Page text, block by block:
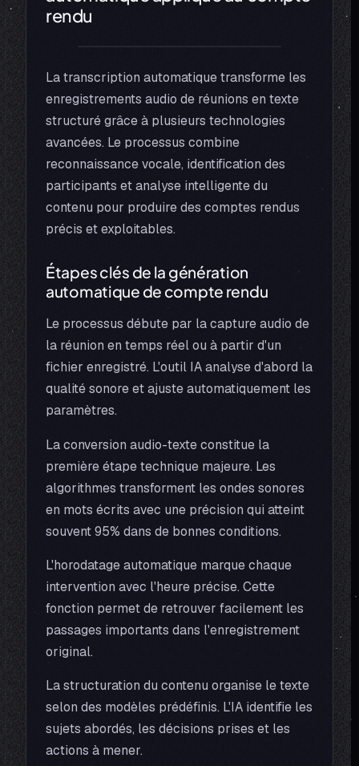
rendu
La transcription automatique transforme les
enregistrements audio de réunions en texte
structuré grâce à plusieurs technologies
avancées. Le processus combine
reconnaissance vocale, identification des
participants et analyse intelligente du
contenu pour produire des comptes rendus
précis et exploitables.
Étapes clés de la génération
automatique de compte rendu
Le processus débute par la capture audio de
la réunion en temps réel ou à partir d'un
fichier enregistré. L'outil IA analyse d'abord la
qualité sonore et ajuste automatiquement les
paramètres.
La conversion audio-texte constitue la
première étape technique majeure. Les
algorithmes transforment les ondes sonores
en mots écrits avec une précision qui atteint
souvent 95% dans de bonnes conditions.
L'horodatage automatique marque chaque
intervention avec l'heure précise. Cette
fonction permet de retrouver facilement les
passages importants dans l'enregistrement
original.
La structuration du contenu organise le texte
selon des modèles prédéfinis. L'IA identifie les
sujets abordés, les décisions prises et les
actions à mener.